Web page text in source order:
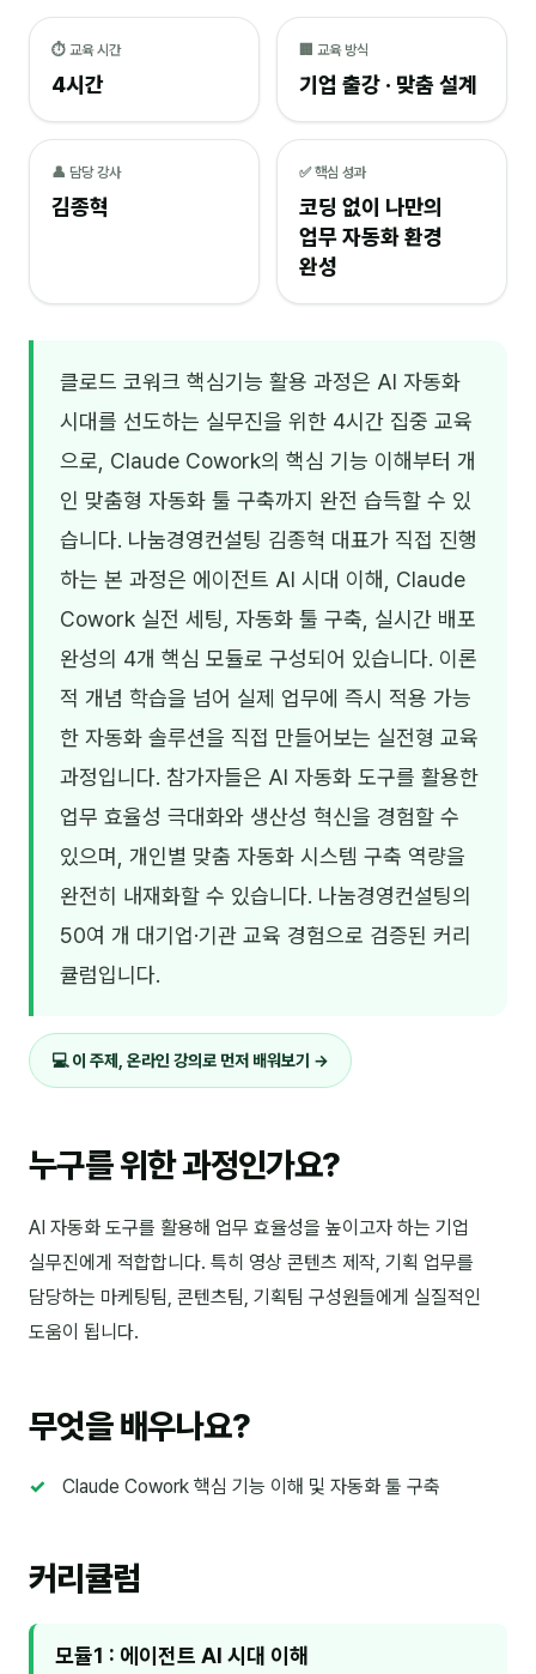
📚 인문학 · 교양
15
온라인강의 NEW
📈 B2B 마케팅
구자룡
김경태
김소연
김종무
김지혜
김휘
노준영
민광동
박혜랑
오미영
은종성
이미루
이옥겸
정일영
조은아
진나하
⏱ 교육 시간
4시간
🏢 교육 방식
기업 출강 · 맞춤 설계
👤 담당 강사
김종혁
✅ 핵심 성과
코딩 없이 나만의
업무 자동화 환경
완성
클로드 코워크 핵심기능 활용 과정은 AI 자동화
시대를 선도하는 실무진을 위한 4시간 집중 교육
으로, Claude Cowork의 핵심 기능 이해부터 개
인 맞춤형 자동화 툴 구축까지 완전 습득할 수 있
습니다. 나눔경영컨설팅 김종혁 대표가 직접 진행
하는 본 과정은 에이전트 AI 시대 이해, Claude
Cowork 실전 세팅, 자동화 툴 구축, 실시간 배포
완성의 4개 핵심 모듈로 구성되어 있습니다. 이론
적 개념 학습을 넘어 실제 업무에 즉시 적용 가능
한 자동화 솔루션을 직접 만들어보는 실전형 교육
과정입니다. 참가자들은 AI 자동화 도구를 활용한
업무 효율성 극대화와 생산성 혁신을 경험할 수
있으며, 개인별 맞춤 자동화 시스템 구축 역량을
완전히 내재화할 수 있습니다. 나눔경영컨설팅의
50여 개 대기업·기관 교육 경험으로 검증된 커리
큘럼입니다.
💻 이 주제, 온라인 강의로 먼저 배워보기 →
누구를 위한 과정인가요?
AI 자동화 도구를 활용해 업무 효율성을 높이고자 하는 기업
실무진에게 적합합니다. 특히 영상 콘텐츠 제작, 기획 업무를
담당하는 마케팅팀, 콘텐츠팀, 기획팀 구성원들에게 실질적인
도움이 됩니다.
무엇을 배우나요?
Claude Cowork 핵심 기능 이해 및 자동화 툴 구축
커리큘럼
모듈1 : 에이전트 AI 시대 이해